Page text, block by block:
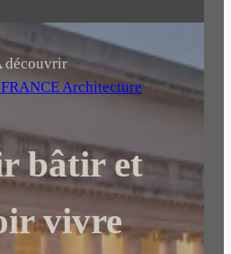
découvrir
Architecture
bâtir et
vivre